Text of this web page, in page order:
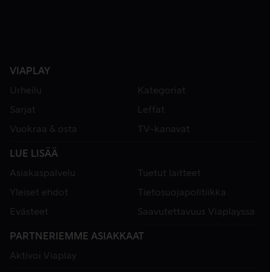
VIAPLAY
Urheilu
Kategoriat
Sarjat
Leffat
Vuokraa & osta
TV-kanavat
LUE LISÄÄ
Asiakaspalvelu
Tuetut laitteet
Yleiset ehdot
Tietosuojapolitiikka
Evästeet
Saavutettavuus Viaplayssa
PARTNERIEMME ASIAKKAAT
Aktivoi Viaplay